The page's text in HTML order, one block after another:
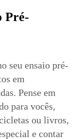
Pré-
seu ensaio pré-
em
Pense em
para vocês,
ou livros,
e contar